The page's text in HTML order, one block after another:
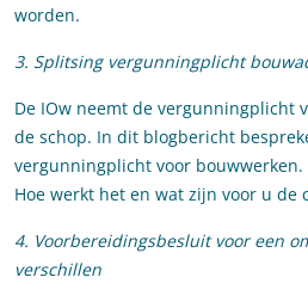
worden.
3. Splitsing vergunningplicht
De IOw neemt de vergunningplicht
de schop. In dit blogbericht
vergunningplicht voor
Hoe werkt het en wat zijn voor u de
4. Voorbereidingsbesluit voor een
verschillen